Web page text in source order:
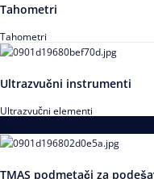
Tahometri
Tahometri
Ultrazvučni instrumenti
Ultrazvučni elementi
TMAS podmetači za